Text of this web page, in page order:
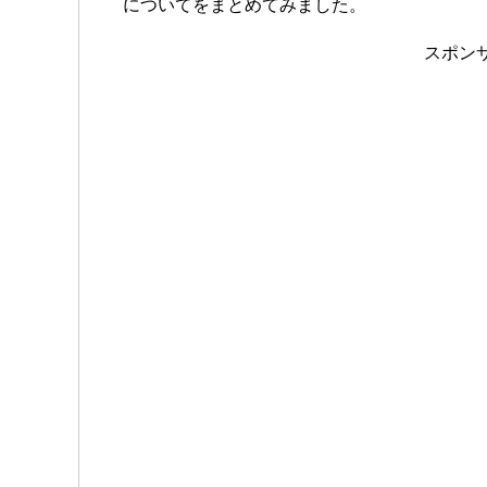
についてをまとめてみました。
スポン